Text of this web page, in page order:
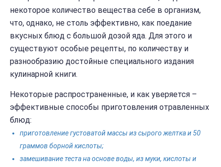
некоторое количество вещества себе в организм,
что, однако, не столь эффективно, как поедание
вкусных блюд с большой дозой яда. Для этого и
существуют особые рецепты, по количеству и
разнообразию достойные специального издания
кулинарной книги.
Некоторые распространенные, и как уверяется –
эффективные способы приготовления отравленных
блюд:
приготовление густоватой массы из сырого желтка и 50
граммов борной кислоты;
замешивание теста на основе воды, из муки, кислоты и